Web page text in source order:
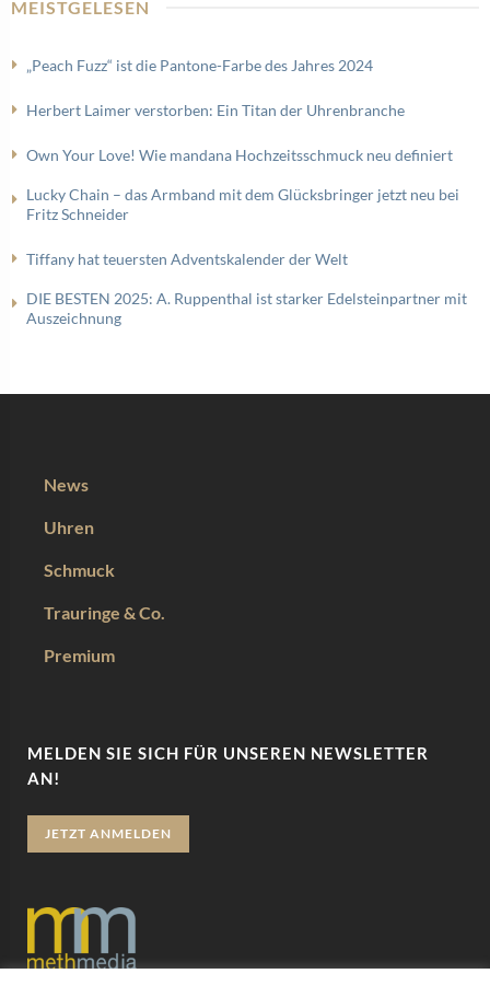
MEISTGELESEN
„Peach Fuzz“ ist die Pantone-Farbe des Jahres 2024
Herbert Laimer verstorben: Ein Titan der Uhrenbranche
Own Your Love! Wie mandana Hochzeitsschmuck neu definiert
Lucky Chain – das Armband mit dem Glücksbringer jetzt neu bei
Fritz Schneider
Tiffany hat teuersten Adventskalender der Welt
DIE BESTEN 2025: A. Ruppenthal ist starker Edelsteinpartner mit
Auszeichnung
News
Uhren
Schmuck
Trauringe & Co.
Premium
MELDEN SIE SICH FÜR UNSEREN NEWSLETTER
AN!
JETZT ANMELDEN